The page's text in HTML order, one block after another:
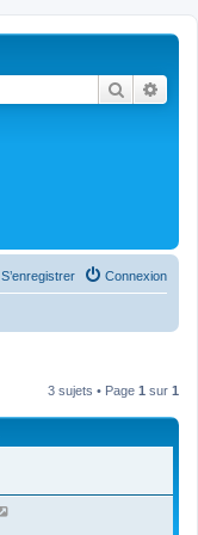
Connexion
S’enregistrer
3 sujets • Page 1 sur 1